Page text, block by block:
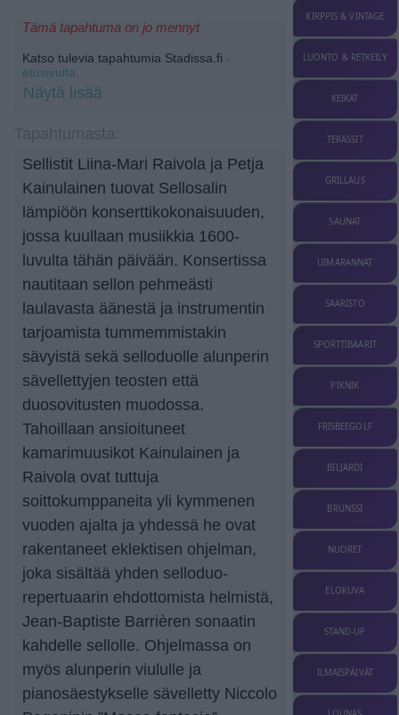
Tämä tapahtuma on jo mennyt
Katso tulevia tapahtumia Stadissa.fi -
etusivulta.
Näytä lisää
Sellistit Liina-Mari Raivola ja Petja
Kainulainen tuovat Sellosalin
lämpiöön konserttikokonaisuuden,
jossa kuullaan musiikkia 1600-
luvulta tähän päivään. Konsertissa
nautitaan sellon pehmeästi
laulavasta äänestä ja instrumentin
tarjoamista tummemmistakin
sävyistä sekä selloduolle alunperin
sävellettyjen teosten että
duosovitusten muodossa.
Tahoillaan ansioituneet
kamarimuusikot Kainulainen ja
Raivola ovat tuttuja
soittokumppaneita yli kymmenen
vuoden ajalta ja yhdessä he ovat
rakentaneet eklektisen ohjelman,
joka sisältää yhden selloduo-
repertuaarin ehdottomista helmistä,
Jean-Baptiste Barrièren sonaatin
kahdelle sellolle. Ohjelmassa on
myös alunperin viululle ja
pianosäestykselle sävelletty Niccolo
KIRPPIS & VINTAGE
LUONTO & RETKEILY
KEIKAT
TERASSIT
GRILLAUS
SAUNAT
UIMARANNAT
SAARISTO
SPORTTIBAARIT
PIKNIK
FRISBEEGOLF
BILJARDI
BRUNSSI
NUORET
ELOKUVA
STAND-UP
ILMAISPÄIVÄT